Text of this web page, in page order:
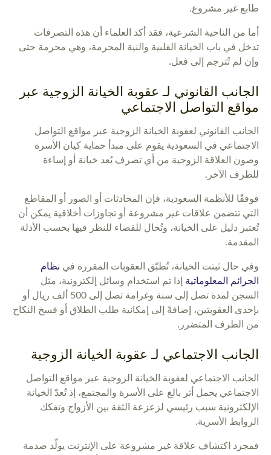
طابع غير مشروع.
أما من الناحية الشرعية، فقد أكد العلماء أن هذه التصرفات
تدخل في باب الخيانة القلبية والنية المحرمة، وهي محرمة حتى
وإن لم تُترجم إلى فعل.
الجانب القانوني لـ عقوبة الخيانة الزوجية عبر
مواقع التواصل الاجتماعي
الجانب القانوني لعقوبة الخيانة الزوجية عبر مواقع التواصل
الاجتماعي في السعودية يقوم على مبدأ حماية كيان الأسرة
وصون العلاقة الزوجية من أي تصرف يُعد خيانة أو إساءة
للطرف الآخر.
فوفقًا للأنظمة السعودية، فإن المحادثات أو الصور أو المقاطع
التي تتضمن علاقات غير مشروعة أو تجاوزات أخلاقية يمكن أن
تُعتبر دليل على الخيانة، وتُحال للقضاء للنظر فيها بحسب الأدلة
المقدمة.
وفي حال ثبتت الخيانة، تُطبّق العقوبات المقررة في نظام
الجرائم المعلوماتية إذا تم استخدام وسائل إلكترونية، مثل
السجن لمدة تصل إلى سنة وغرامة تصل إلى 500 ألف ريال أو
بإحدى العقوبتين، إضافةً إلى إمكانية طلب الطلاق أو فسخ النكاح
من الطرف المتضرر.
الجانب الاجتماعي لـ عقوبة الخيانة الزوجية
الجانب الاجتماعي لعقوبة الخيانة الزوجية عبر مواقع التواصل
الاجتماعي يحمل أثر بالغ على الأسرة والمجتمع، إذ تُعدّ الخيانة
الإلكترونية سبب رئيسي لزعزعة الثقة بين الأزواج وتفكك
الروابط الأسرية.
فمجرد اكتشاف علاقة غير مشروعة على الإنترنت يولّد صدمة